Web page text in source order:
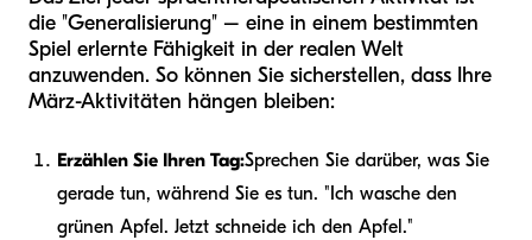
die "Generalisierung" – eine in einem bestimmten
Spiel erlernte Fähigkeit in der realen Welt
anzuwenden. So können Sie sicherstellen, dass Ihre
März-Aktivitäten hängen bleiben:
Erzählen Sie Ihren Tag:Sprechen Sie darüber, was Sie
gerade tun, während Sie es tun. "Ich wasche den
grünen Apfel. Jetzt schneide ich den Apfel."